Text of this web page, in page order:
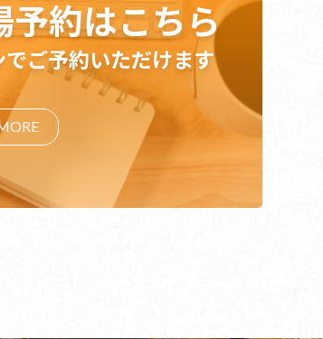
予約はこちら
ご予約いただけます